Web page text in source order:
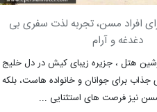
افراد مسن، تجربه لذت سفری بی
دغدغه و آرام
هتل ، جزیره زیبای کیش در دل خلیج
برای جوانان و خانواده هاست، بلکه
مسن نیز فرصت های استثنایی ...